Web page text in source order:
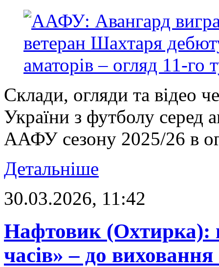
Склади, огляди та відео
України з футболу серед
ААФУ сезону 2025/26 в
Детальніше
30.03.2026, 11:42
Нафтовик (Охтирка):
часів» – до